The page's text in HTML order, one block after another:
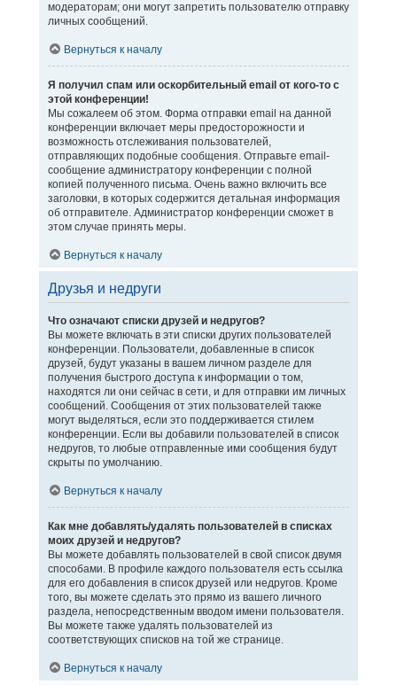
модераторам; они могут запретить пользователю отправку
личных сообщений.
Вернуться к началу
Я получил спам или оскорбительный email от кого-то с
этой конференции!
Мы сожалеем об этом. Форма отправки email на данной
конференции включает меры предосторожности и
возможность отслеживания пользователей,
отправляющих подобные сообщения. Отправьте email-
сообщение администратору конференции с полной
копией полученного письма. Очень важно включить все
заголовки, в которых содержится детальная информация
об отправителе. Администратор конференции сможет в
этом случае принять меры.
Вернуться к началу
Друзья и недруги
Что означают списки друзей и недругов?
Вы можете включать в эти списки других пользователей
конференции. Пользователи, добавленные в список
друзей, будут указаны в вашем личном разделе для
получения быстрого доступа к информации о том,
находятся ли они сейчас в сети, и для отправки им личных
сообщений. Сообщения от этих пользователей также
могут выделяться, если это поддерживается стилем
конференции. Если вы добавили пользователей в список
недругов, то любые отправленные ими сообщения будут
скрыты по умолчанию.
Вернуться к началу
Как мне добавлять/удалять пользователей в списках
моих друзей и недругов?
Вы можете добавлять пользователей в свой список двумя
способами. В профиле каждого пользователя есть ссылка
для его добавления в список друзей или недругов. Кроме
того, вы можете сделать это прямо из вашего личного
раздела, непосредственным вводом имени пользователя.
Вы можете также удалять пользователей из
соответствующих списков на той же странице.
Вернуться к началу